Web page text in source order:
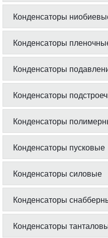
Конденсаторы
Конденсаторы
Конденсаторы
Конденсаторы
Конденсаторы
Конденсаторы пусковые
Конденсаторы силовые
Конденсаторы
Конденсаторы